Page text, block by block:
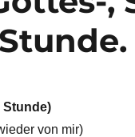
Stunde)
von mir)